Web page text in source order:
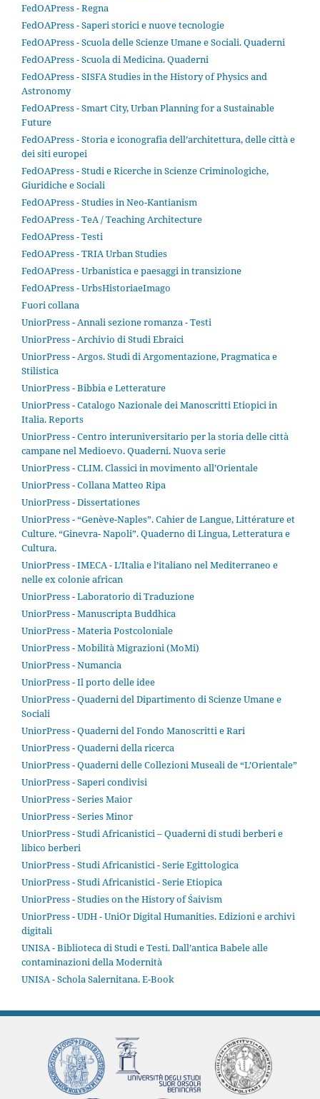
FedOAPress - Regna
FedOAPress - Saperi storici e nuove tecnologie
FedOAPress - Scuola delle Scienze Umane e Sociali. Quaderni
FedOAPress - Scuola di Medicina. Quaderni
FedOAPress - SISFA Studies in the History of Physics and
Astronomy
FedOAPress - Smart City, Urban Planning for a Sustainable
Future
FedOAPress - Storia e iconografia dell’architettura, delle città e
dei siti europei
FedOAPress - Studi e Ricerche in Scienze Criminologiche,
Giuridiche e Sociali
FedOAPress - Studies in Neo-Kantianism
FedOAPress - TeA / Teaching Architecture
FedOAPress - Testi
FedOAPress - TRIA Urban Studies
FedOAPress - Urbanistica e paesaggi in transizione
FedOAPress - UrbsHistoriaeImago
Fuori collana
UniorPress - Annali sezione romanza - Testi
UniorPress - Archivio di Studi Ebraici
UniorPress - Argos. Studi di Argomentazione, Pragmatica e
Stilistica
UniorPress - Bibbia e Letterature
UniorPress - Catalogo Nazionale dei Manoscritti Etiopici in
Italia. Reports
UniorPress - Centro interuniversitario per la storia delle città
campane nel Medioevo. Quaderni. Nuova serie
UniorPress - CLIM. Classici in movimento all’Orientale
UniorPress - Collana Matteo Ripa
UniorPress - Dissertationes
UniorPress - “Genève-Naples”. Cahier de Langue, Littérature et
Culture. “Ginevra- Napoli”. Quaderno di Lingua, Letteratura e
Cultura.
UniorPress - IMECA - L’Italia e l’italiano nel Mediterraneo e
nelle ex colonie african
UniorPress - Laboratorio di Traduzione
UniorPress - Manuscripta Buddhica
UniorPress - Materia Postcoloniale
UniorPress - Mobilità Migrazioni (MoMi)
UniorPress - Numancia
UniorPress - Il porto delle idee
UniorPress - Quaderni del Dipartimento di Scienze Umane e
Sociali
UniorPress - Quaderni del Fondo Manoscritti e Rari
UniorPress - Quaderni della ricerca
UniorPress - Quaderni delle Collezioni Museali de “L’Orientale”
UniorPress - Saperi condivisi
UniorPress - Series Maior
UniorPress - Series Minor
UniorPress - Studi Africanistici – Quaderni di studi berberi e
libico berberi
UniorPress - Studi Africanistici - Serie Egittologica
UniorPress - Studi Africanistici - Serie Etiopica
UniorPress - Studies on the History of Śaivism
UniorPress - UDH - UniOr Digital Humanities. Edizioni e archivi
digitali
UNISA - Biblioteca di Studi e Testi. Dall’antica Babele alle
contaminazioni della Modernità
UNISA - Schola Salernitana. E-Book